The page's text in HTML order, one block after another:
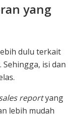
yang
dulu terkait
isi dan
reportyang
lebih mudah